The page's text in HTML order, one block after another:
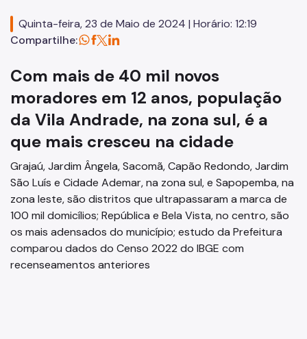
Planos Regionais
Urbanismo
Outorga Onerosa
Transferência do Direito de Construir - TDC
Função Social
Mapas e Dados Urbanos
Uso do Solo
Cidade Limpa
Quinta-feira, 23 de Maio de 2024 | Horário: 12:19
Compartilhe:
Com mais de 40 mil novos
moradores em 12 anos, população
da Vila Andrade, na zona sul, é a
que mais cresceu na cidade
Grajaú, Jardim Ângela, Sacomã, Capão Redondo, Jardim
São Luís e Cidade Ademar, na zona sul, e Sapopemba, na
zona leste, são distritos que ultrapassaram a marca de
100 mil domicílios; República e Bela Vista, no centro, são
os mais adensados do município; estudo da Prefeitura
comparou dados do Censo 2022 do IBGE com
recenseamentos anteriores